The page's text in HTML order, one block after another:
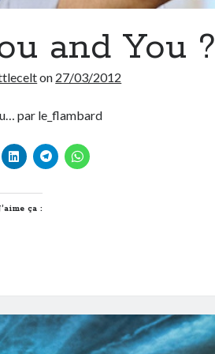
and You ?
on 27/03/2012
par le_flambard
ça :